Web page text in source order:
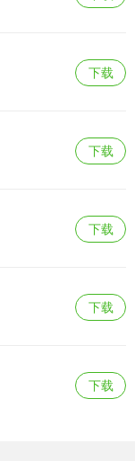
下载
下载
下载
下载
下载